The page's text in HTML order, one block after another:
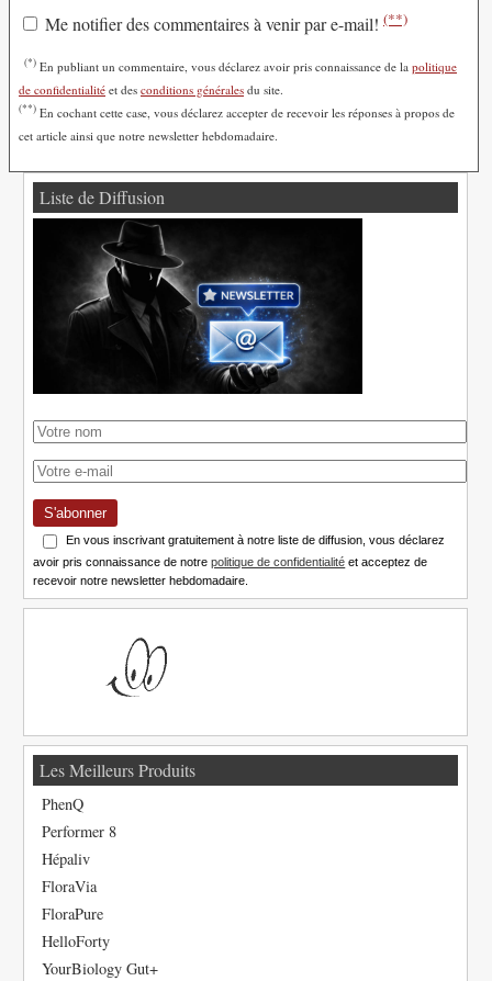
Me notifier des commentaires à venir par e-mail! (**)
(*) En publiant un commentaire, vous déclarez avoir pris connaissance de la politique
de confidentialité et des conditions générales du site.
(**) En cochant cette case, vous déclarez accepter de recevoir les réponses à propos de
cet article ainsi que notre newsletter hebdomadaire.
Liste de Diffusion
S'abonner
En vous inscrivant gratuitement à notre liste de diffusion, vous déclarez
avoir pris connaissance de notrepolitique de confidentialité et acceptez de
recevoir notre newsletter hebdomadaire.
Les Meilleurs Produits
PhenQ
Performer 8
Hépaliv
FloraVia
FloraPure
HelloForty
YourBiology Gut+